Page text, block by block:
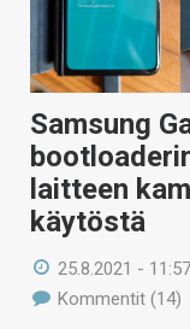
Samsung
laitteen
käytöstä
25.8.2021 - 11:57
Kommentit (14)